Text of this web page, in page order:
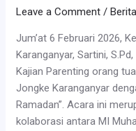
Leave a Comment / Berita
Jum’at 6 Februari 2026,
Karanganyar, Sartini,
Kajian Parenting orang
Jongke Karanganyar
Ramadan”. Acara ini
kolaborasi antara MI